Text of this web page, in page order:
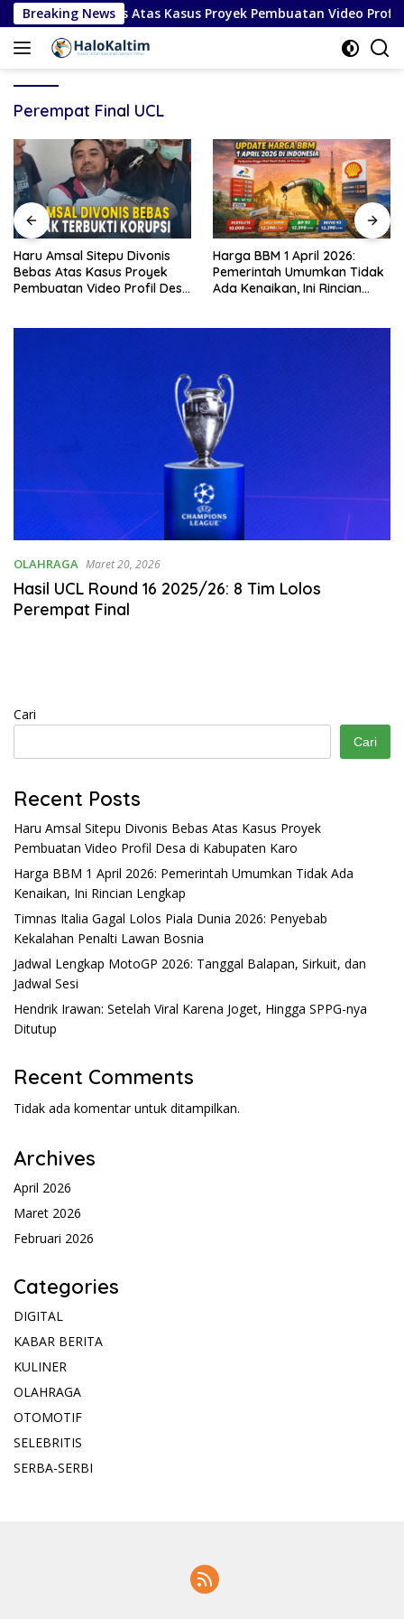
Langsung
ke
konten
Breaking News
Divonis Bebas Atas Kasus Proyek Pembuatan Video Profil
Perempat Final UCL
Sitepu Divonis
Kasus Proyek
Video Profil Desa
Harga BBM 1 April 2026:
Pemerintah Umumkan Tidak
Ada Kenaikan, Ini Rincian
Timnas
Piala
OLAHRAGA Maret 20, 2026
Hasil UCL Round 16 2025/26: 8 Tim Lolos
Perempat Final
Cari
Cari
Recent Posts
Haru Amsal Sitepu Divonis Bebas Atas Kasus Proyek
Pembuatan Video Profil Desa di Kabupaten Karo
Harga BBM 1 April 2026: Pemerintah Umumkan Tidak Ada
Kenaikan, Ini Rincian Lengkap
Timnas Italia Gagal Lolos Piala Dunia 2026: Penyebab
Kekalahan Penalti Lawan Bosnia
Jadwal Lengkap MotoGP 2026: Tanggal Balapan, Sirkuit, dan
Jadwal Sesi
Hendrik Irawan: Setelah Viral Karena Joget, Hingga SPPG-nya
Ditutup
Recent Comments
Tidak ada komentar untuk ditampilkan.
Archives
April 2026
Maret 2026
Februari 2026
Categories
DIGITAL
KABAR BERITA
KULINER
OLAHRAGA
OTOMOTIF
SELEBRITIS
SERBA-SERBI